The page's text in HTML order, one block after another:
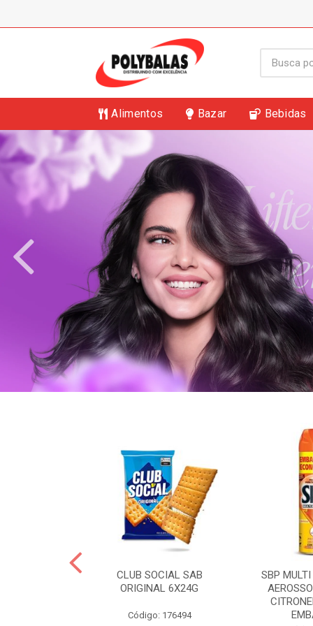
Alimentos Bazar Bebidas
CLUB SOCIAL SAB
ORIGINAL 6X24G
Código: 176494
SBP